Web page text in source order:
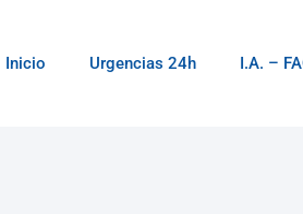
Inicio Urgencias 24h I.A. –